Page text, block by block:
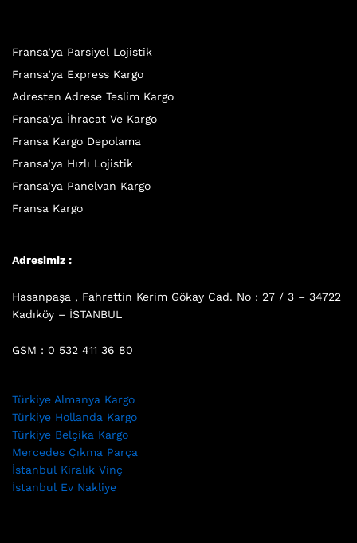
Fransa’ya Parsiyel Lojistik
Fransa’ya Express Kargo
Adresten Adrese Teslim Kargo
Fransa’ya İhracat Ve Kargo
Fransa Kargo Depolama
Fransa’ya Hızlı Lojistik
Fransa’ya Panelvan Kargo
Fransa Kargo
Adresimiz :
Hasanpaşa , Fahrettin Kerim Gökay Cad. No : 27 / 3 – 34722
Kadıköy – İSTANBUL
GSM : 0 532 411 36 80
Türkiye Almanya Kargo
Türkiye Hollanda Kargo
Türkiye Belçika Kargo
Mercedes Çıkma Parça
İstanbul Kiralık Vinç
İstanbul Ev Nakliye